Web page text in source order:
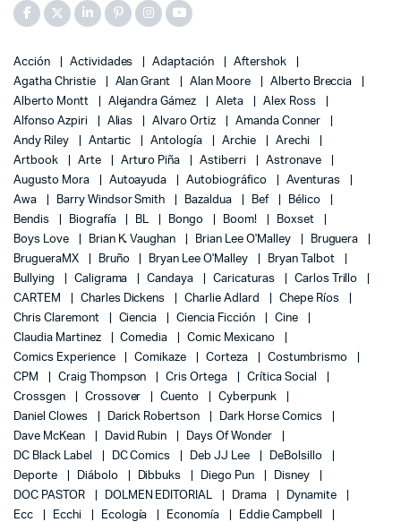
Acción Actividades Adaptación
Aftershok
Agatha Christie
Alan Grant Alan Moore
Alberto Breccia
Alberto Montt
Alejandra Gámez Aleta
Alex Ross
Alfonso Azpiri
Alias Alvaro Ortiz
Amanda Conner
Andy Riley
Antartic Antología Archie
Arechi
Artbook
Arte Arturo Piña Astiberri
Astronave
Augusto Mora
Autoayuda Autobiográfico
Aventuras
Awa
Barry Windsor Smith Bazaldua Bef
Bélico
Bendis
Biografía BL Bongo Boom!
Boxset
Boys Love
Brian K. Vaughan Brian Lee O'Malley
Bruguera
BrugueraMX
Bruño Bryan Lee O'Malley
Bryan Talbot
Bullying
Caligrama Candaya Caricaturas
Carlos Trillo
CARTEM
Charles Dickens Charlie Adlard
Chepe Ríos
Chris Claremont
Ciencia Ciencia Ficción
Cine
Claudia Martinez
Comedia
Comic Mexicano
Comics Experience
Comikaze Corteza
Costumbrismo
CPM
Craig Thompson Cris Ortega
Crítica Social
Crossgen
Crossover Cuento
Cyberpunk
Daniel Clowes
Darick Robertson
Dark Horse Comics
Dave McKean
David Rubin
Days Of Wonder
DC Black Label
DC Comics Deb JJ Lee
DeBolsillo
Deporte
Diábolo Dibbuks Diego Pun
Disney
DOC PASTOR
DOLMEN EDITORIAL Drama
Dynamite
Ecc
Ecchi Ecología Economía
Eddie Campbell